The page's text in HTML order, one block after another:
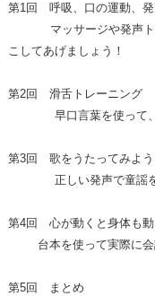
第1回 呼吸、口の運動、
マッサージや発声トレ
こしてあげましょう！
第2回 滑舌トレーニング
早口言葉を使って、舌
第3回 歌をうたってみよう
正しい発声で童謡を
第4回 心が動くと身体も
台本を使って実際に会
第5回 まとめ